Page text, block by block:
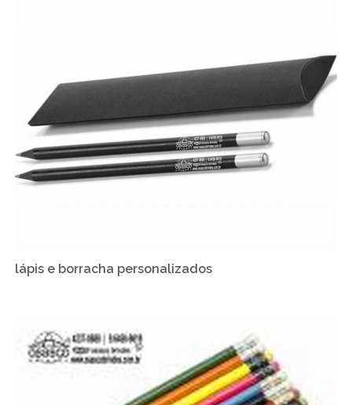
lápis e borracha personalizados